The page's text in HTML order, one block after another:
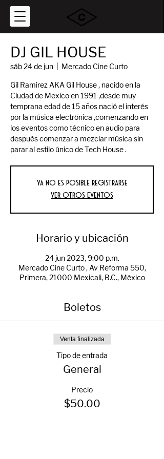
DJ GIL HOUSE
sáb 24 de jun Mercado Cine Curto
Gil Ramirez AKA Gil House , nacido en la
Ciudad de Mexico en 1991 ,desde muy
temprana edad de 15 años nació el interés
por la música electrónica ,comenzando en
los eventos como técnico en audio para
después comenzar a mezclar música sin
parar al estilo único de Tech House .
Ya no es posible registrarse
Ver otros eventos
Horario y ubicación
24 jun 2023, 9:00 p.m.
Mercado Cine Curto , Av Reforma 550,
Primera, 21000 Mexicali, B.C., México
Boletos
Venta finalizada
Tipo de entrada
General
Precio
$50.00